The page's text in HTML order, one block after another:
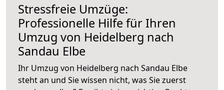
Stressfreie Umzüge:
Professionelle Hilfe für Ihren
Umzug von Heidelberg nach
Sandau Elbe
Ihr Umzug von Heidelberg nach Sandau Elbe
steht an und Sie wissen nicht, was Sie zuerst